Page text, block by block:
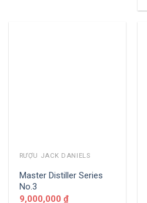
RƯỢU JACK DANIELS
Master Distiller Series
No.3
9,000,000 ₫